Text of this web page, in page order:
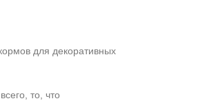
для декоративных
то, что